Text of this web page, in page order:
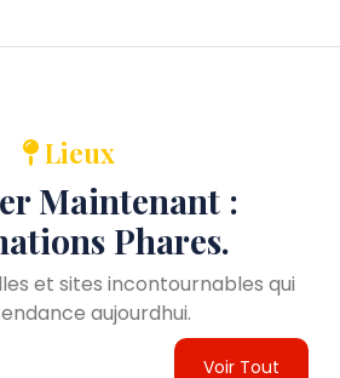
Lieux
Maintenant :
Phares.
et sites incontournables qui
aujourdhui.
Voir Tout